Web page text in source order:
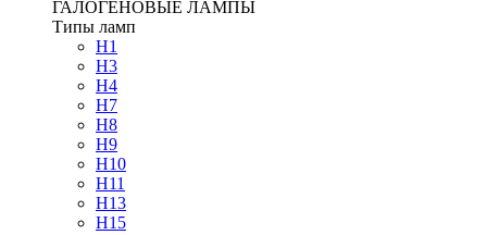
ГАЛОГЕНОВЫЕ ЛАМПЫ
Типы ламп
H1
H3
H4
H7
H8
H9
H10
H11
H13
H15